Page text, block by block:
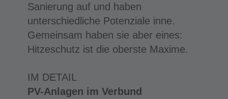
Sanierung auf und haben
unterschiedliche Potenziale inne.
Gemeinsam haben sie aber eines:
Hitzeschutz ist die oberste Maxime.
IM DETAIL
PV-Anlagen im Verbund